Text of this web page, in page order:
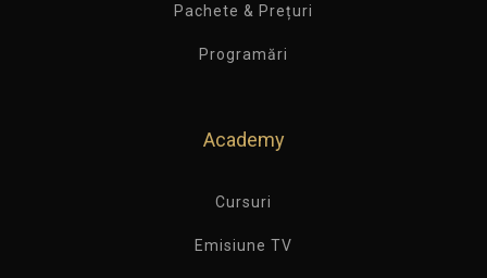
Pachete & Prețuri
Programări
Academy
Cursuri
Emisiune TV